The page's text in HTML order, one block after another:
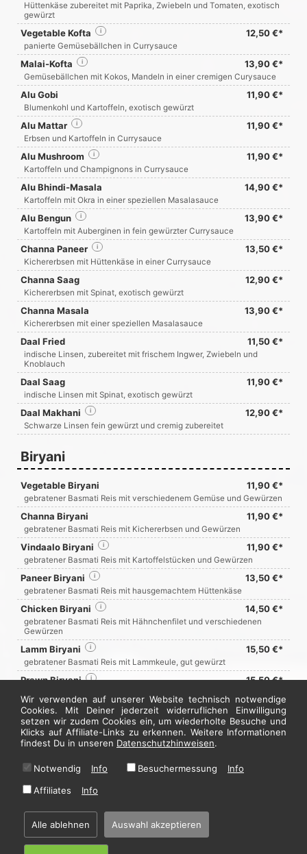
Hüttenkäse zubereitet mit Paprika, Zwiebeln und Tomaten, exotisch
gewürzt
Vegetable Kofta 12,50 €*
i
panierte Gemüsebällchen in Currysauce
Malai-Kofta 13,90 €*
i
Gemüsebällchen mit Kokos, Mandeln in einer cremigen Curysauce
Alu Gobi 11,90 €*
Blumenkohl und Kartoffeln, exotisch gewürzt
Alu Mattar 11,90 €*
i
Erbsen und Kartoffeln in Currysauce
Alu Mushroom 11,90 €*
i
Kartoffeln und Champignons in Currysauce
Alu Bhindi-Masala 14,90 €*
Kartoffeln mit Okra in einer speziellen Masalasauce
Alu Bengun 13,90 €*
i
Kartoffeln mit Auberginen in fein gewürzter Currysauce
Channa Paneer 13,50 €*
i
Kichererbsen mit Hüttenkäse in einer Currysauce
Channa Saag 12,90 €*
Kichererbsen mit Spinat, exotisch gewürzt
Channa Masala 13,90 €*
Kichererbsen mit einer speziellen Masalasauce
Daal Fried 11,50 €*
indische Linsen, zubereitet mit frischem Ingwer, Zwiebeln und
Knoblauch
Daal Saag 11,90 €*
indische Linsen mit Spinat, exotisch gewürzt
Daal Makhani 12,90 €*
i
Schwarze Linsen fein gewürzt und cremig zubereitet
Biryani
Vegetable Biryani 11,90 €*
gebratener Basmati Reis mit verschiedenem Gemüse und Gewürzen
Channa Biryani 11,90 €*
gebratener Basmati Reis mit Kichererbsen und Gewürzen
Vindaalo Biryani 11,90 €*
i
gebratener Basmati Reis mit Kartoffelstücken und Gewürzen
Paneer Biryani 13,50 €*
i
gebratener Basmati Reis mit hausgemachtem Hüttenkäse
Chicken Biryani 14,50 €*
i
gebratener Basmati Reis mit Hähnchenfilet und verschiedenen
Gewürzen
Lamm Biryani 15,50 €*
i
gebratener Basmati Reis mit Lammkeule, gut gewürzt
Prawn Biryani 15,50 €*
i
Jetzt hier bestellen
* Alle Preise in Euro inkl. gesetzl. MwSt. Abbildungen können ggf. abweichen.
Home·Impressum·Datenschutzhinweise
Wir verwenden auf unserer Website technisch notwendige
Cookies. Mit Deiner jederzeit widerruflichen Einwilligung
setzen wir zudem Cookies ein, um wiederholte Besuche und
Klicks auf Affiliate-Links zu erkennen. Weitere Informationen
findest Du in unseren Datenschutzhinweisen.
Notwendig Info Besuchermessung
Info
Affiliates
Info
Alle ablehnen Auswahl akzeptieren